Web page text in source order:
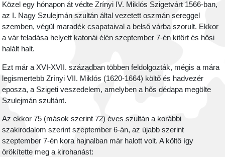
Közel egy hónapon át védte Zrínyi IV. Miklós Szigetvárt 1566-ban,
az I. Nagy Szulejmán szultán által vezetett oszmán sereggel
szemben, végül maradék csapataival a belső várba szorult. Ekkor
a vár feladása helyett katonái élén szeptember 7-én kitört és hősi
halált halt.
Ezt már a XVI-XVII. században többen feldolgozták, mégis a mára
legismertebb Zrínyi VII. Miklós (1620-1664) költő és hadvezér
eposza, a Szigeti veszedelem, amelyben a hős dédapa megölte
Szulejmán szultánt.
Az ekkor 75 (mások szerint 72) éves szultán a korábbi
szakirodalom szerint szeptember 6-án, az újabb szerint
szeptember 7-én kora hajnalban már halott volt. A költő így
örökítette meg a kirohanást: